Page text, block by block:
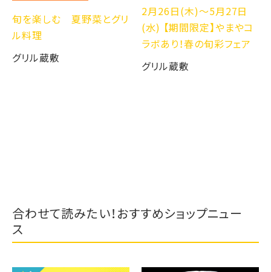
旬を楽しむ 夏野菜とグリ
ル料理
グリル蔵敷
2月26日(木)～5月27日
(水) 【期間限定】やまやコ
ラボあり！春の旬彩フェア
グリル蔵敷
合わせて読みたい！おすすめショップニュー
ス